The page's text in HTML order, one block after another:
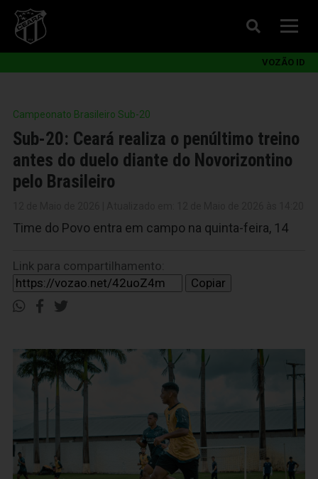
VOZÃO ID
Campeonato Brasileiro Sub-20
Sub-20: Ceará realiza o penúltimo treino
antes do duelo diante do Novorizontino
pelo Brasileiro
Time do Povo entra em campo na quinta-feira, 14
Link para compartilhamento:
Copiar